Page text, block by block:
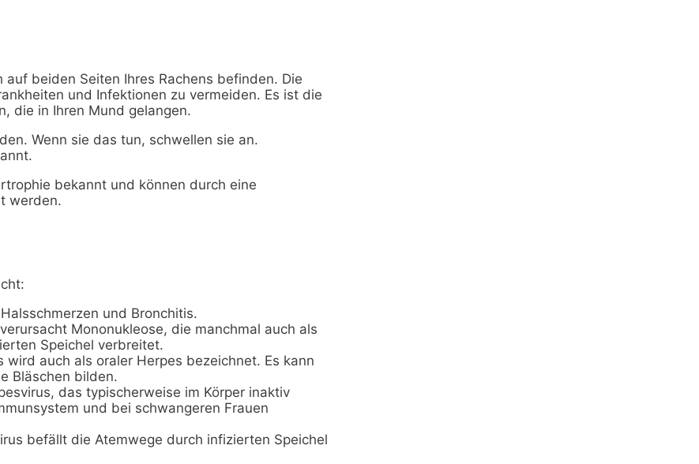
beiden Seiten Ihres Rachens befinden. Die
und Infektionen zu vermeiden. Es ist die
die in Ihren Mund gelangen.
Wenn sie das tun, schwellen sie an.
bekannt und können durch eine
werden.
und Bronchitis.
Mononukleose, die manchmal auch als
Speichel verbreitet.
wird auch als oraler Herpes bezeichnet. Es kann
Bläschen bilden.
das typischerweise im Körper inaktiv
und bei schwangeren Frauen
befällt die Atemwege durch infizierten Speichel